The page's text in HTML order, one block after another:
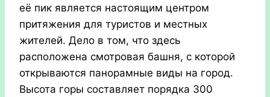
её пик является настоящим центром
притяжения для туристов и местных
жителей. Дело в том, что здесь
расположена смотровая башня, с которой
открываются панорамные виды на город.
Высота горы составляет порядка 300